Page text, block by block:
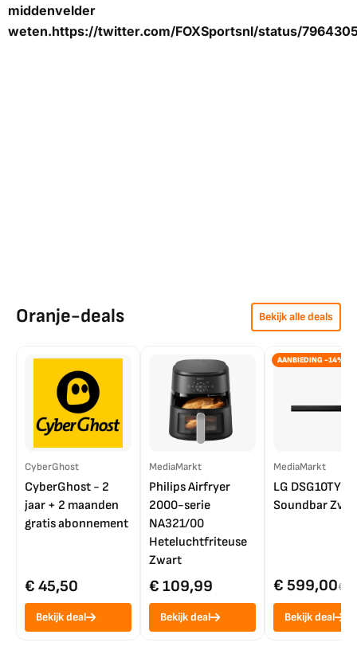
middenvelder
weten.https://twitter.com/FOXSportsnl/status/
Oranje-deals Bekijk alle deals
CyberGhost
CyberGhost - 2
jaar + 2 maanden
gratis abonnement
€ 45,50
Bekijk deal
MediaMarkt
Philips Airfryer
2000-serie
NA321/00
Heteluchtfriteuse
Zwart
€ 109,99
Bekijk deal
AANBIEDING -14%
MediaMarkt
LG DSG10TY
Soundbar
€ 599,00€
Bekijk deal